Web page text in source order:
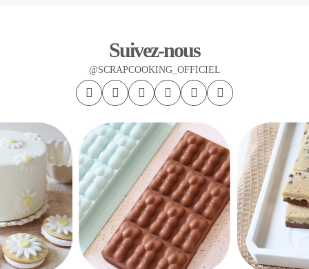
Suivez-nous
@SCRAPCOOKING_OFFICIEL